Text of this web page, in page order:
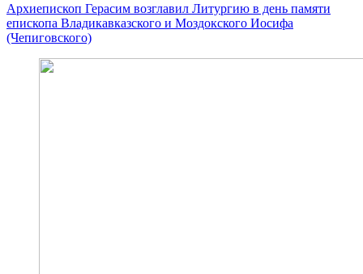
Архиепископ Герасим возглавил Литургию в день памяти
епископа Владикавказского и Моздокского Иосифа
(Чепиговского)